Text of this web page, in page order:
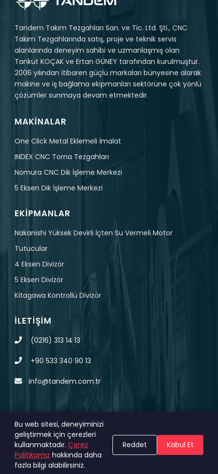
Tandem Takım Tezgahları San. ve Tic. Ltd. Şti., CNC
Takım Tezgahlarında satış, proje ve teknik servis
alanlarında deneyim sahibi ve uzmanlaşmış olan
Tankut KOÇAK ve Ertan GÜNEY tarafından kurulmuştur.
2006 yılından itibaren güçlü markaları bünyesine alarak
makine ve iş bağlama ekipmanları sektörüne çok yönlü
çözümler sunmaya devam etmektedir.
MAKINALAR
One Click Metal Eklemeli İmalat
INDEX CNC Torna Tezgahları
Nomura CNC Dik İşleme Merkezi
5 Eksen Dik İşleme Merkezi
EKIPMANLAR
Nakanishi Yüksek Devirli İçten Su Vermeli Motor
Tutucular
4 Eksen Divizör
5 Eksen Divizör
Kitagawa Kontrollü Divizör
İLETIŞIM
(0216) 313 14 13
+90 533 340 90 13
info@tandem.com.tr
© 2023 Tüm Hakları Saklıdır.
MAGNA
DIGITAL
KVKK
Çerez Politikası
Bu web sitesi, deneyiminizi
geliştirmek için çerezleri
kullanmaktadır. Çerez
Politikamız hakkında daha
fazla bilgi alabilirsiniz.
Reddet Kabul Et